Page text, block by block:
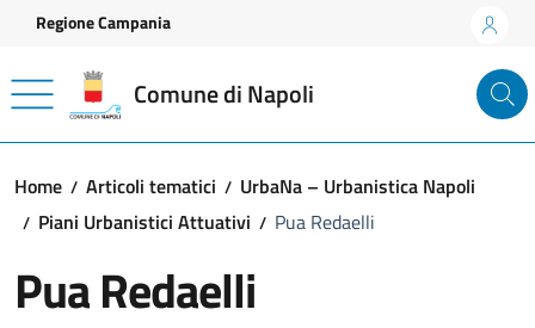
Vai ai contenuti
Vai al footer
Regione Campania
Comune di Napoli
Home Articoli tematici
UrbaNa – Urbanistica Napoli
Piani Urbanistici Attuativi
Pua Redaelli
Pua Redaelli